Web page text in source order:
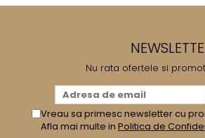
Nu rata ofertele si
Vreau sa primesc newsletter cu
Afla mai multe in Politica de